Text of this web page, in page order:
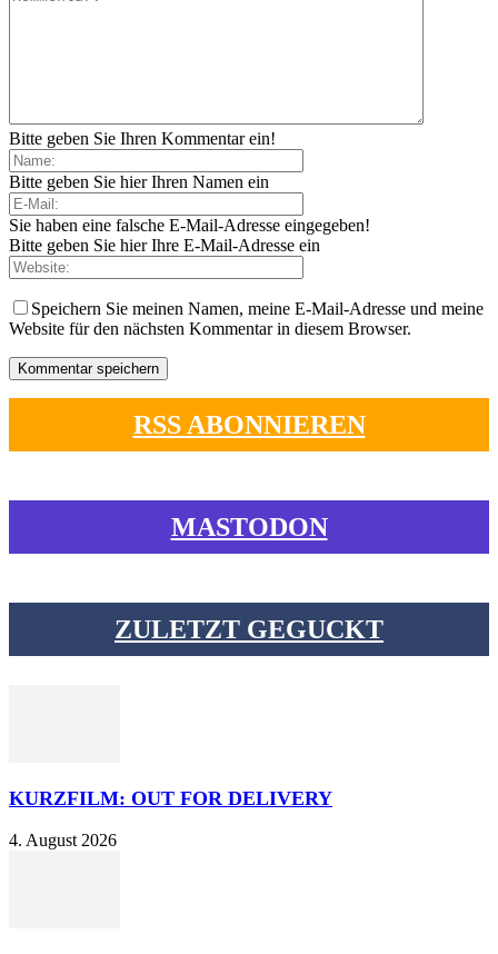
Bitte geben Sie Ihren Kommentar ein!
Bitte geben Sie hier Ihren Namen ein
Sie haben eine falsche E-Mail-Adresse eingegeben!
Bitte geben Sie hier Ihre E-Mail-Adresse ein
Speichern Sie meinen Namen, meine E-Mail-Adresse und meine
Website für den nächsten Kommentar in diesem Browser.
RSS ABONNIEREN
MASTODON
ZULETZT GEGUCKT
KURZFILM: OUT FOR DELIVERY
4. August 2026